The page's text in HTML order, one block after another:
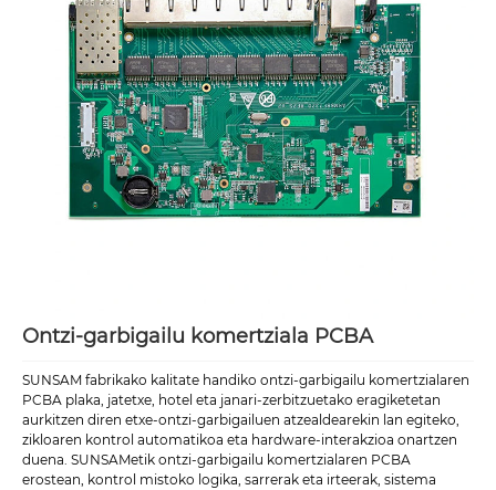
Ontzi-garbigailu komertziala PCBA
SUNSAM fabrikako kalitate handiko ontzi-garbigailu komertzialaren
PCBA plaka, jatetxe, hotel eta janari-zerbitzuetako eragiketetan
aurkitzen diren etxe-ontzi-garbigailuen atzealdearekin lan egiteko,
zikloaren kontrol automatikoa eta hardware-interakzioa onartzen
duena. SUNSAMetik ontzi-garbigailu komertzialaren PCBA
erostean, kontrol mistoko logika, sarrerak eta irteerak, sistema